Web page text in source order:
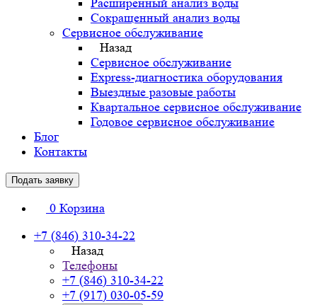
Расширенный анализ воды
Сокращенный анализ воды
Сервисное обслуживание
Назад
Сервисное обслуживание
Express-диагностика оборудования
Выездные разовые работы
Квартальное сервисное обслуживание
Годовое сервисное обслуживание
Блог
Контакты
Подать заявку
0 Корзина
+7 (846) 310-34-22
Назад
Телефоны
+7 (846) 310-34-22
+7 (917) 030-05-59